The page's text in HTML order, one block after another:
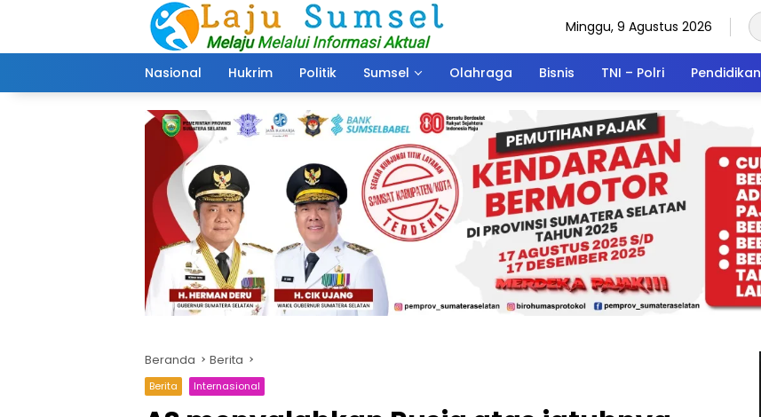
Minggu, 9 Agustus 2026
Nasional Hukrim Politik Sumsel Olahraga Bisnis TNI – Polri Pendidikan
Beranda Berita
Berita Internasional